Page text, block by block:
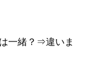
一緒？⇒違いま